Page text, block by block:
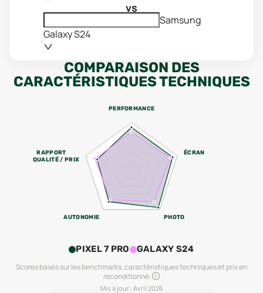
vs
Samsung
Galaxy S24
COMPARAISON DES
CARACTÉRISTIQUES TECHNIQUES
PERFORMANCE
ÉCRAN
PHOTO
AUTONOMIE
RAPPORT
QUALITÉ / PRIX
PIXEL 7 PRO GALAXY S24
Scores basés sur les benchmarks, caractéristiques techniques et prix en
reconditionné.
Mis à jour : Avril 2026